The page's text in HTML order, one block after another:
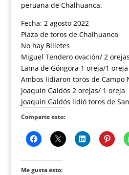
peruana de Chalhuanca.
Fecha: 2 agosto 2022
Plaza de toros de Chalhuanca
No hay Billetes
Miguel Tendero ovación/ 2 orejas
Lama de Góngora 1 oreja/1 oreja
Ambos lidiaron toros de Campo
Joaquín Galdós 2 orejas/ 1 oreja
Joaquín Galdós lidió toros de
Comparte esto:
Me gusta esto: